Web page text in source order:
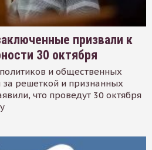
призвали к
30 октября
и общественных
решеткой и признанных
что проведут 30 октября